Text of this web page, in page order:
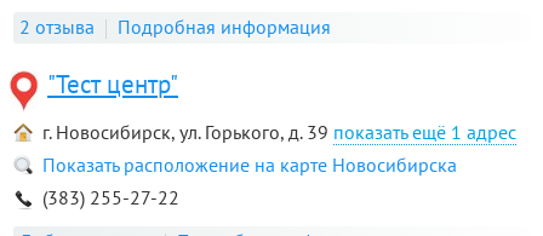
2 отзыва Подробная информация
"Тест центр"
г. Новосибирск, ул. Горького, д. 39
1 адрес
Показать расположение на карте Новосибирска
(383) 255-27-22